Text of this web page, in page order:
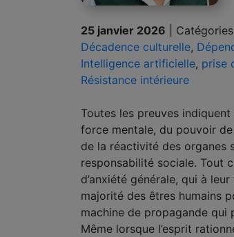
25 janvier 2026
Décadence culturelle,
Intelligence artificielle, prise
Résistance intérieure
Toutes les preuves
force mentale, du pouvoir
de la réactivité des organes
responsabilité sociale. Tout
d’anxiété générale, qui à
majorité des êtres humains
machine de propagande
Même lorsque l’esprit